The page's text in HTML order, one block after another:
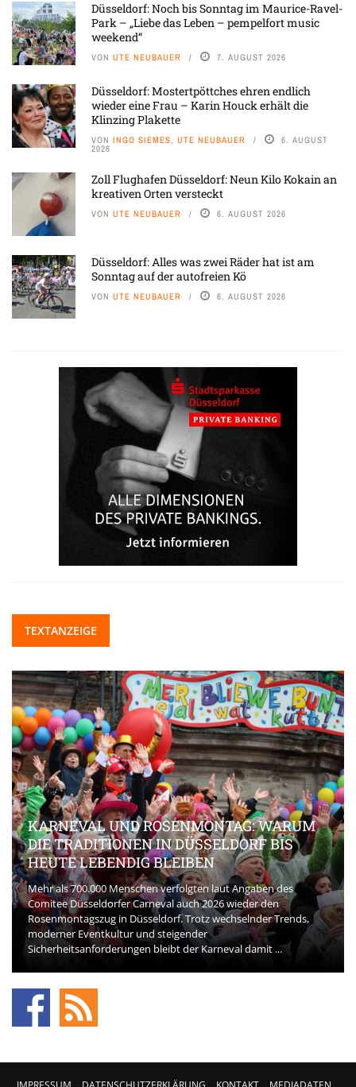
Düsseldorf: Noch bis Sonntag im Maurice-Ravel-
Park – „Liebe das Leben – pempelfort music
weekend“
VON UTE NEUBAUER 7. AUGUST 2026
Düsseldorf: Mostertpöttches ehren endlich
wieder eine Frau – Karin Houck erhält die
Klinzing Plakette
VON INGO SIEMES, UTE NEUBAUER 6. AUGUST
2026
Zoll Flughafen Düsseldorf: Neun Kilo Kokain an
kreativen Orten versteckt
VON UTE NEUBAUER 6. AUGUST 2026
Düsseldorf: Alles was zwei Räder hat ist am
Sonntag auf der autofreien Kö
VON UTE NEUBAUER 6. AUGUST 2026
TEXTANZEIGE
KARNEVAL UND ROSENMONTAG: WARUM
DIE TRADITIONEN IN DÜSSELDORF BIS
HEUTE LEBENDIG BLEIBEN
Mehr als 700.000 Menschen verfolgten laut Angaben des
Comitee Düsseldorfer Carneval auch 2026 wieder den
Rosenmontagszug in Düsseldorf. Trotz wechselnder Trends,
moderner Eventkultur und steigender
Sicherheitsanforderungen bleibt der Karneval damit ...